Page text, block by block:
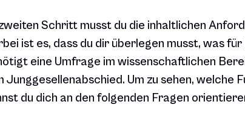
Schritt musst du die inhaltlichen
ist es, dass du dir überlegen musst, was
eine Umfrage im wissenschaftlichen
Junggesellenabschied. Um zu sehen,
du dich an den folgenden Fragen